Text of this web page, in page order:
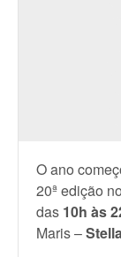
O ano
20ª edição
das 10h às
Maris –